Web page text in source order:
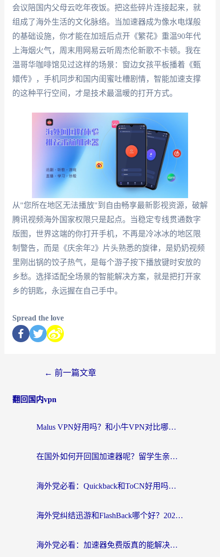
会议陪国内父母云吃年夜饭。把这些碎片连接起来，就
组成了海外生活的文化脉络。当加速器成为像水电煤般
的基础设施，你才能在加班后点开《繁花》重温90年代
上海烟火气，周末用网易云听周杰伦新歌不卡顿。我在
温哥华咖啡馆见过这样的场景：窗边女孩平板播着《甄
嬛传》，手机同步和国内闺蜜吐槽剧情，智能加速支撑
的这种平行空间，才是技术最温暖的打开方式。
从"您所在地区无法播放"到自由畅享最新影视资源，破解
腾讯视频海外国家权限只是起点。当稳定专线贯通数字
版图，世界这端的你打开手机，不再是冷冰冰的地区限
制警告，而是《庆余年2》片头熟悉的旋律，是奶奶视频
里刚出锅的饺子热气，是每个游子按下播放键时安放的
乡愁。选择适配全场景的智能解决方案，就是把打开家
乡的钥匙，永远握在自己手中。
Spread the love
← 前一篇文章
翻回国内vpn
Malus VPN好用吗？和小牛VPN对比哪个回国效果更好？海外党亲测实用指南
在国外如何开回国加速器呢？留学生亲测的无缝访问国内资源指南
海外党必看：Quickback和ToCN好用吗？3分钟选对回国加速器的实用指南
海外党纠结迅游和FlashBack哪个好？2026实用指南教你选对回国加速器
海外党必看：加速器免费版真的能解决回国访问难题吗？附实用选择指南